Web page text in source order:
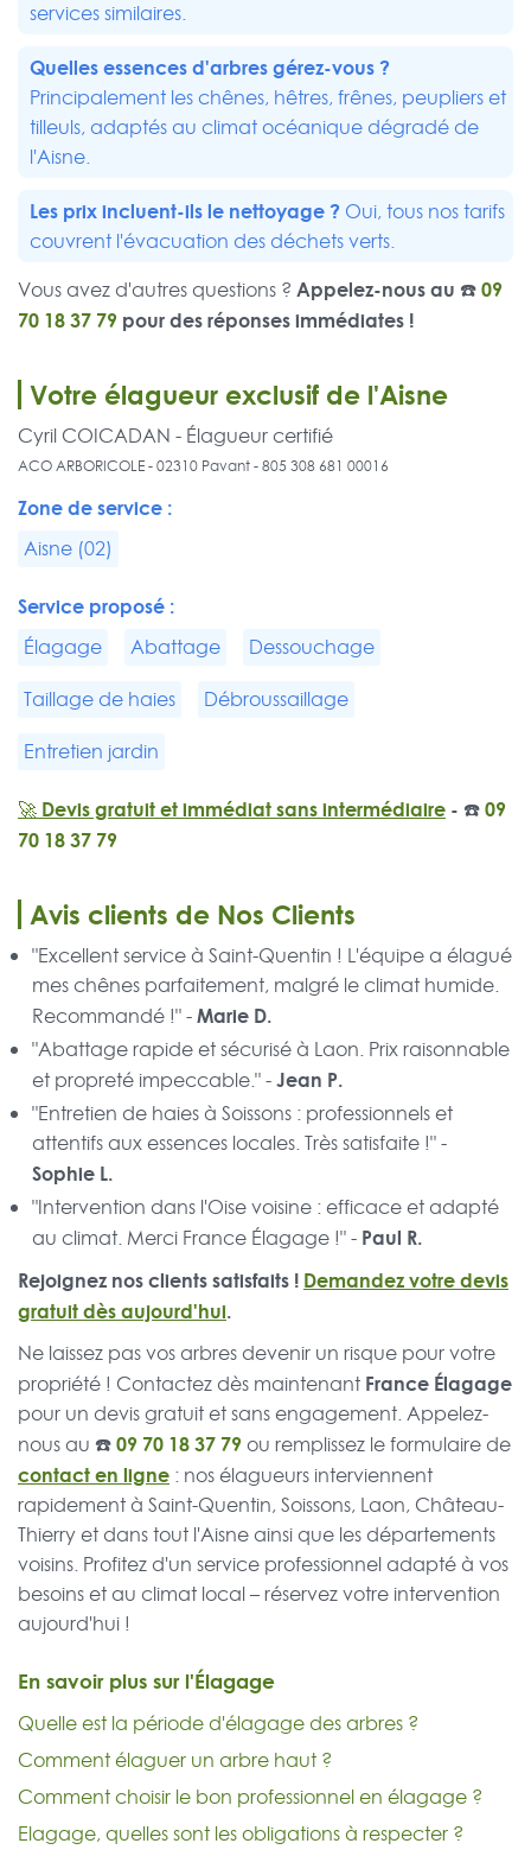
services similaires.
Quelles essences d'arbres gérez-vous ?
Principalement les chênes, hêtres, frênes, peupliers et
tilleuls, adaptés au climat océanique dégradé de
l'Aisne.
Les prix incluent-ils le nettoyage ? Oui, tous nos tarifs
couvrent l'évacuation des déchets verts.
Vous avez d'autres questions ? Appelez-nous au ☎️09
70 18 37 79 pour des réponses immédiates !
Votre élagueur exclusif de l'Aisne
Cyril COICADAN - Élagueur certifié
ACO ARBORICOLE - 02310 Pavant - 805 308 681 00016
Zone de service :
Aisne (02)
Service proposé :
Élagage Abattage
Dessouchage
Taillage de haies
Débroussaillage
Entretien jardin
🚀 Devis gratuit et immédiat sans intermédiaire - ☎️09
70 18 37 79
Avis clients de Nos Clients
"Excellent service à Saint-Quentin ! L'équipe a élagué
mes chênes parfaitement, malgré le climat humide.
Recommandé !" -Marie D.
"Abattage rapide et sécurisé à Laon. Prix raisonnable
et propreté impeccable." -Jean P.
"Entretien de haies à Soissons : professionnels et
attentifs aux essences locales. Très satisfaite !" -
Sophie L.
"Intervention dans l'Oise voisine : efficace et adapté
au climat. Merci France Élagage !" - Paul R.
Rejoignez nos clients satisfaits ! Demandez votre devis
gratuit dès aujourd'hui.
Ne laissez pas vos arbres devenir un risque pour votre
propriété ! Contactez dès maintenant France Élagage
pour un devis gratuit et sans engagement. Appelez-
nous au ☎️09 70 18 37 79ou remplissez le formulaire de
contact en ligne : nos élagueurs interviennent
rapidement à Saint-Quentin, Soissons, Laon, Château-
Thierry et dans tout l'Aisne ainsi que les départements
voisins. Profitez d'un service professionnel adapté à vos
besoins et au climat local – réservez votre intervention
aujourd'hui !
En savoir plus sur l'Élagage
Quelle est la période d'élagage des arbres ?
Comment élaguer un arbre haut ?
Comment choisir le bon professionnel en élagage ?
Elagage, quelles sont les obligations à respecter ?